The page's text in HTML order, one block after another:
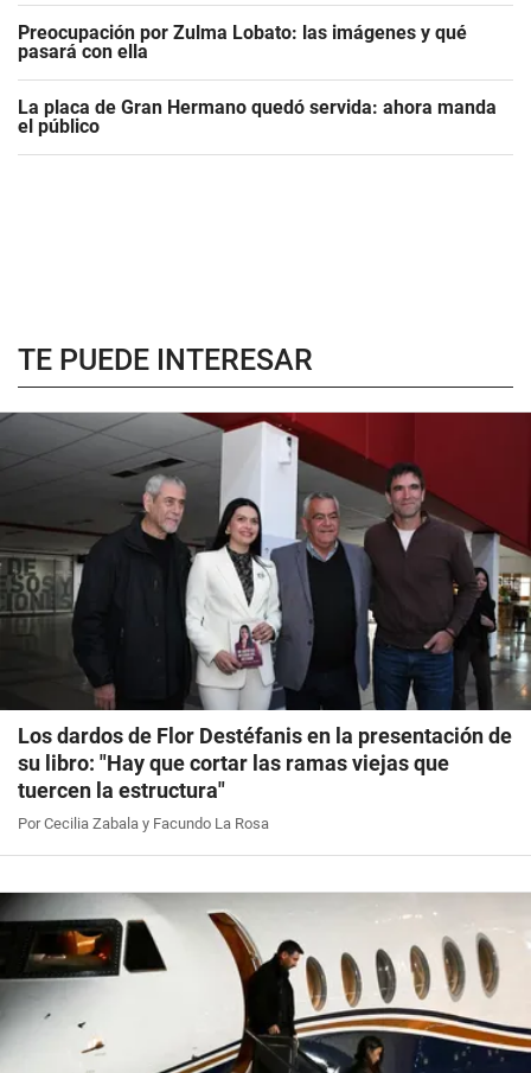
Preocupación por Zulma Lobato: las imágenes y qué
pasará con ella
La placa de Gran Hermano quedó servida: ahora manda
el público
TE PUEDE INTERESAR
Los dardos de Flor Destéfanis en la presentación de
su libro: "Hay que cortar las ramas viejas que
tuercen la estructura"
Por Cecilia Zabala y Facundo La Rosa